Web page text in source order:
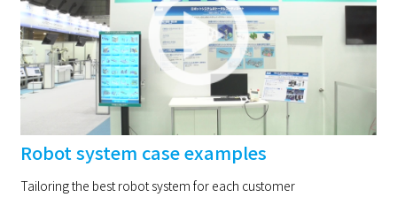
Robot system case examples
Tailoring the best robot system for each customer